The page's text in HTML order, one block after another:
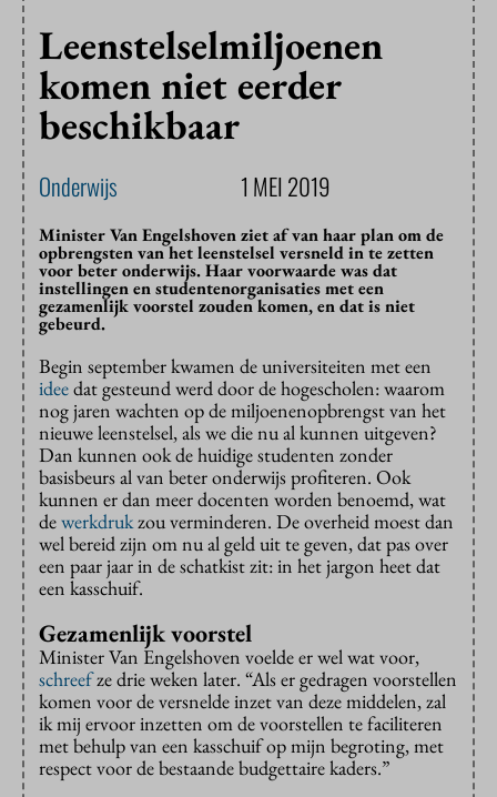
Leenstelselmiljoenen
komen niet eerder
beschikbaar
Onderwijs 1 MEI 2019
Minister Van Engelshoven ziet af van haar plan om de
opbrengsten van het leenstelsel versneld in te zetten
voor beter onderwijs. Haar voorwaarde was dat
instellingen en studentenorganisaties met een
gezamenlijk voorstel zouden komen, en dat is niet
gebeurd.
Begin september kwamen de universiteiten met een
ideedat gesteund werd door de hogescholen: waarom
nog jaren wachten op de miljoenenopbrengst van het
nieuwe leenstelsel, als we die nu al kunnen uitgeven?
Dan kunnen ook de huidige studenten zonder
basisbeurs al van beter onderwijs profiteren. Ook
kunnen er dan meer docenten worden benoemd, wat
dewerkdrukzou verminderen. De overheid moest dan
wel bereid zijn om nu al geld uit te geven, dat pas over
een paar jaar in de schatkist zit: in het jargon heet dat
een kasschuif.
Gezamenlijk voorstel
Minister Van Engelshoven voelde er wel wat voor,
schreefze drie weken later. “Als er gedragen voorstellen
komen voor de versnelde inzet van deze middelen, zal
ik mij ervoor inzetten om de voorstellen te faciliteren
met behulp van een kasschuif op mijn begroting, met
respect voor de bestaande budgettaire kaders.”